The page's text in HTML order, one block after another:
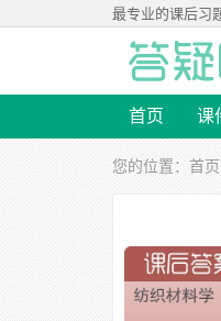
最专业的课后习
首页 课
您的位置： 首页